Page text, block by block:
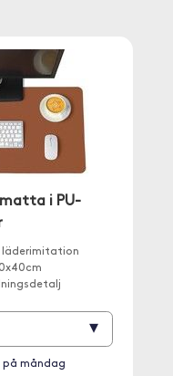
i PU-
läderimitation
▾
på måndag